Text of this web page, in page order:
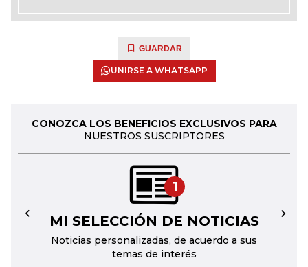
GUARDAR
UNIRSE A WHATSAPP
CONOZCA LOS BENEFICIOS EXCLUSIVOS PARA
NUESTROS SUSCRIPTORES
1
MI SELECCIÓN DE NOTICIAS
Noticias personalizadas, de acuerdo a sus
temas de interés
← →